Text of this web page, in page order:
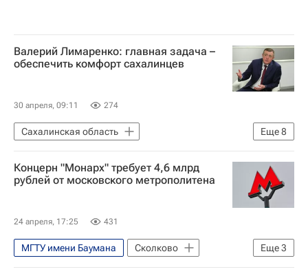
Валерий Лимаренко: главная задача –
обеспечить комфорт сахалинцев
30 апреля, 09:11 274
Еще8
Сахалинская область
Валерий Лимаренко
Инвестиции
Курильские острова
IT-индустрия
Агентство стратегических инициатив (АСИ)
Кадры
Интервью
Концерн "Монарх" требует 4,6 млрд
рублей от московского метрополитена
24 апреля, 17:25 431
Еще3
МГТУ имени Баумана
Сколково
Высшая школа экономики (ВШЭ)